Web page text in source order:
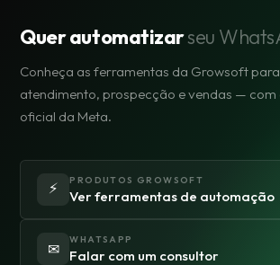
Quer automatizarseu
Conheça as ferramentas da Growsoft
atendimento, prospecção e vendas —
oficial da Meta.
⚡ PRODUTOS GROWSOFT
Ver ferramentas de automação
✉
WHATSAPP
Falar com um consultor